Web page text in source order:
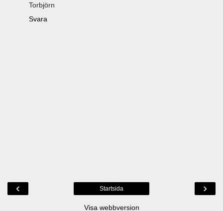
Torbjörn
Svara
‹ ›
Startsida
Visa webbversion